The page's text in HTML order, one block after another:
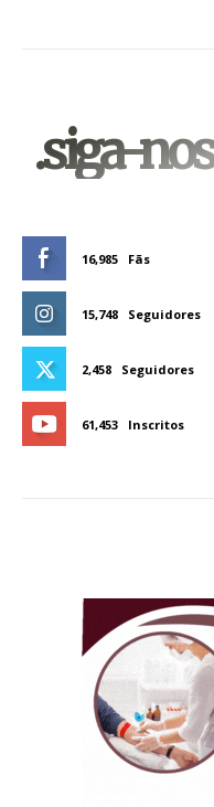
.siga-nos
16,985 Fãs
15,748 Seguidores
2,458 Seguidores
61,453 Inscritos